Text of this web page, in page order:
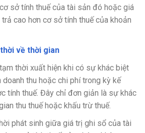
sở tính thuế của tài sản đó hoặc giá
cao hơn cơ sở tính thuế của khoản
về thời gian
thời xuất hiện khi có sự khác biệt
thu hoặc chi phí trong kỳ kế
tính thuế. Đây chỉ đơn giản là sự khác
thu thuế hoặc khấu trừ thuế.
phát sinh giữa giá trị ghi sổ của tài